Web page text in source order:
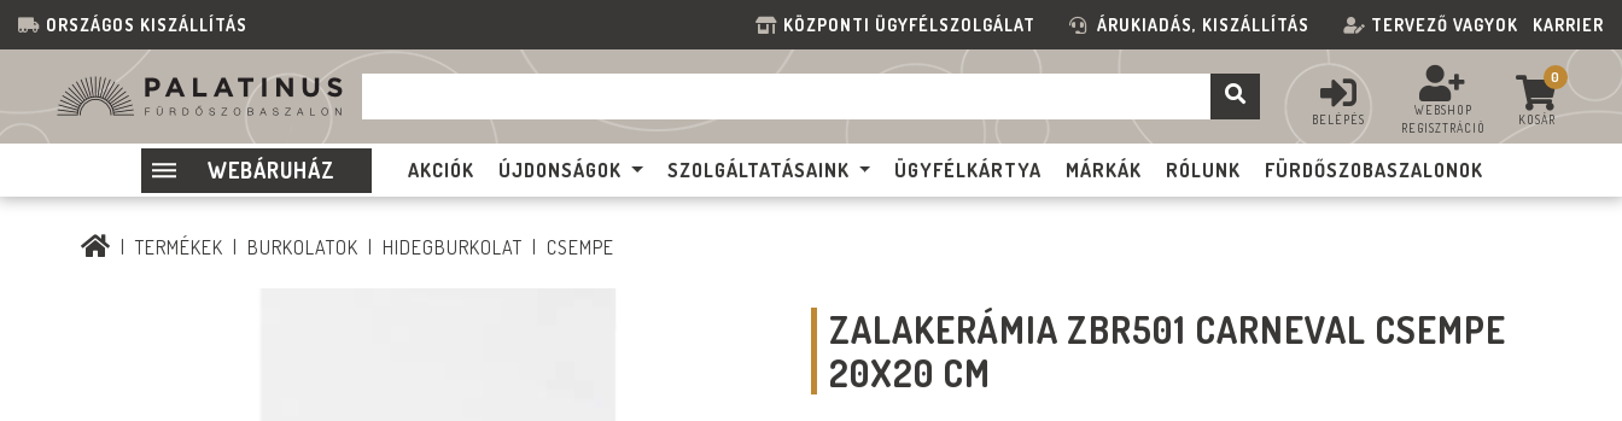
ORSZÁGOS KISZÁLLÍTÁS KÖZPONTI ÜGYFÉLSZOLGÁLAT ÁRUKIADÁS, KISZÁLLÍTÁS TERVEZŐ VAGYOK KARRIER
BELÉPÉS
WEBSHOP
REGISZTRÁCIÓ
0
KOSÁR
WEBÁRUHÁZ AKCIÓK ÚJDONSÁGOK SZOLGÁLTATÁSAINK ÜGYFÉLKÁRTYA MÁRKÁK RÓLUNK FÜRDŐSZOBASZALONOK
TERMÉKEK BURKOLATOK HIDEGBURKOLAT CSEMPE
ZALAKERÁMIA ZBR501 CARNEVAL CSEMPE
20X20 CM